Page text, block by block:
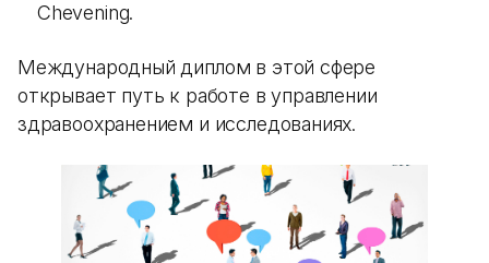
Chevening.
Международный диплом в этой сфере
открывает путь к работе в управлении
здравоохранением и исследованиях.